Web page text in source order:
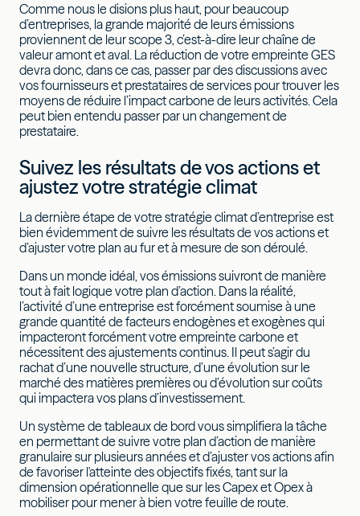
Comme nous le disions plus haut, pour beaucoup
d’entreprises, la grande majorité de leurs émissions
proviennent de leur scope 3, c’est-à-dire leur chaîne de
valeur amont et aval. La réduction de votre empreinte GES
devra donc, dans ce cas, passer par des discussions avec
vos fournisseurs et prestataires de services pour trouver les
moyens de réduire l’impact carbone de leurs activités. Cela
peut bien entendu passer par un changement de
prestataire.
Suivez les résultats de vos actions et
ajustez votre stratégie climat
La dernière étape de votre stratégie climat d’entreprise est
bien évidemment de suivre les résultats de vos actions et
d’ajuster votre plan au fur et à mesure de son déroulé.
Dans un monde idéal, vos émissions suivront de manière
tout à fait logique votre plan d’action. Dans la réalité,
l’activité d’une entreprise est forcément soumise à une
grande quantité de facteurs endogènes et exogènes qui
impacteront forcément votre empreinte carbone et
nécessitent des ajustements continus. Il peut s’agir du
rachat d’une nouvelle structure, d’une évolution sur le
marché des matières premières ou d’évolution sur coûts
qui impactera vos plans d’investissement.
Un système de tableaux de bord vous simplifiera la tâche
en permettant de suivre votre plan d’action de manière
granulaire sur plusieurs années et d’ajuster vos actions afin
de favoriser l'atteinte des objectifs fixés, tant sur la
dimension opérationnelle que sur les Capex et Opex à
mobiliser pour mener à bien votre feuille de route.